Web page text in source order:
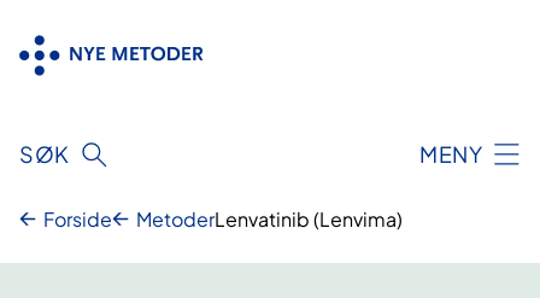
innhold
SØK MENY
Forside MetoderLenvatinib (Lenvima)